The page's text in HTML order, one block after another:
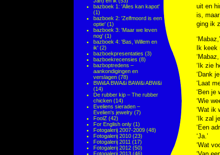
bazboek 1: 'Alles kan kapot'
(1)
bazboek 2: 'Zelfmoord is een
optie' (1)
bazboek 3: 'Maar we leven
nog' (1)
bazboek 4: 'Bas, Willem en
ik' (2)
bazboekpresentaties (3)
bazboekrecensies (8)
bazboptredens –
aankondigingen en
verslagen (78)
BWi&A BWA&i BAW&i ABW&i
(14)
De rubber kip – The rubber
chicken (14)
Eveliens sieraden –
Evelien's jewelry (7)
FoolZ (42)
For English only (1)
Fotogalerij 2007-2009 (48)
Fotogalerij 2010 (23)
Fotogalerij 2011 (17)
Fotogalerij 2012 (50)
Fotogalerij 2013 (46)
uit en
is,
ging ik
Ik
‘Ik zie
‘Dank
‘Laat
‘Ben je
‘Wie
‘Wat ik
‘Ik zal
‘Een
‘Ja.’
‘Wat